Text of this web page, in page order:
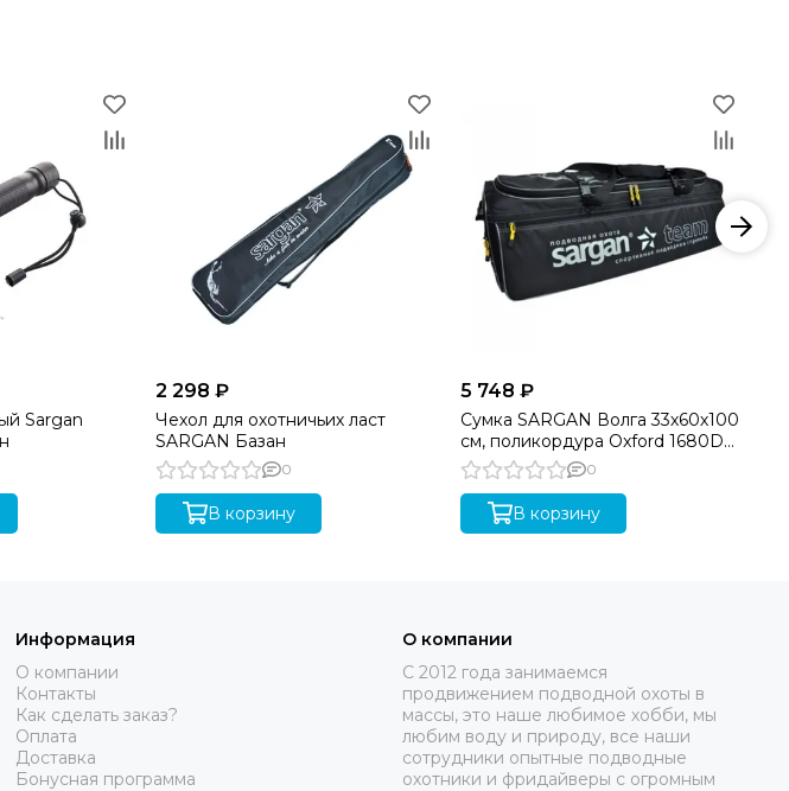
Sargan
2 298 ₽
Чехол для охотничьих ласт
SARGAN Базан
0
В корзину
5 748 ₽
Сумка SARGAN Волга 33х60х100
см, поликордура Oxford 1680D
PU, черный
0
В корзину
Информация
О компании
Контакты
Как сделать заказ?
Оплата
Доставка
Бонусная программа
О компании
C 2012 года занимаемся
продвижением подводной охоты в
массы, это наше любимое хобби, мы
любим воду и природу, все наши
сотрудники опытные подводные
охотники и фридайверы с огромным